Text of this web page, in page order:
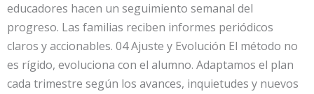
educadores hacen un seguimiento semanal del
progreso. Las familias reciben informes periódicos
claros y accionables. 04 Ajuste y Evolución El método no
es rígido, evoluciona con el alumno. Adaptamos el plan
cada trimestre según los avances, inquietudes y nuevos